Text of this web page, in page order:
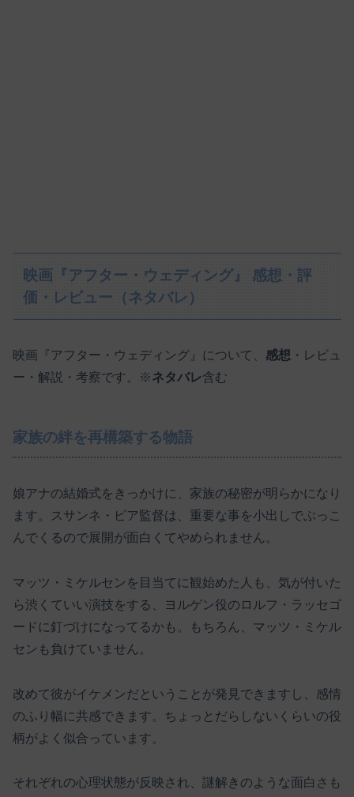
映画『アフター・ウェディング』 感想・評
価・レビュー（ネタバレ）
映画『アフター・ウェディング』について、 感想 ・レビュ
ー・解説・考察です。※ネタバレ含む
家族の絆を再構築する物語
娘アナの結婚式をきっかけに、家族の秘密が明らかになり
ます。スサンネ・ビア監督は、重要な事を小出しでぶっこ
んでくるので展開が面白くてやめられません。
マッツ・ミケルセンを目当てに観始めた人も、気が付いた
ら渋くていい演技をする、ヨルゲン役のロルフ・ラッセゴ
ードに釘づけになってるかも。もちろん、マッツ・ミケル
センも負けていません。
改めて彼がイケメンだということが発見できますし、感情
のふり幅に共感できます。ちょっとだらしないくらいの役
柄がよく似合っています。
それぞれの心理状態が反映され、謎解きのような面白さも